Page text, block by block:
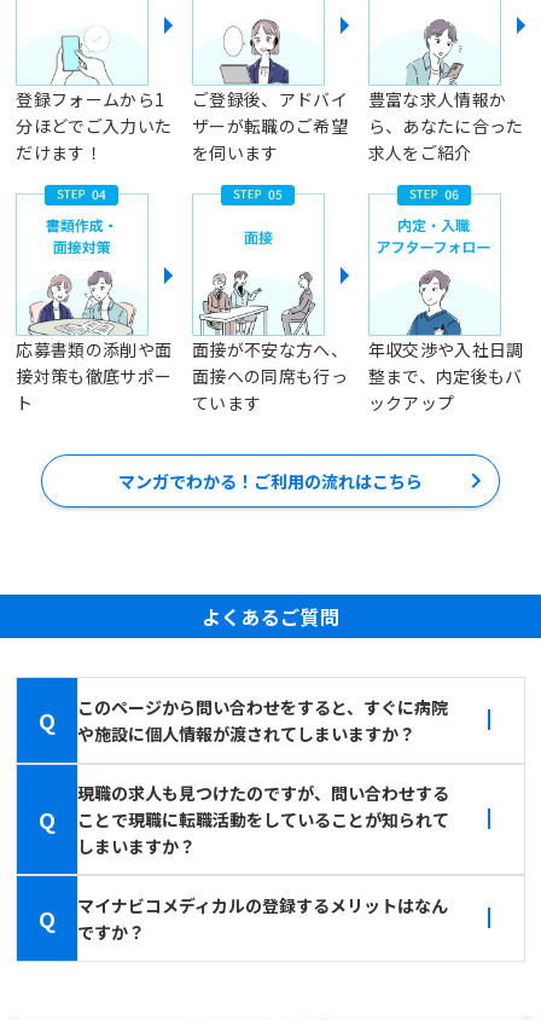
登録フォームから1
分ほどでご入力いた
だけます！
ご登録後、アドバイ
ザーが転職のご希望
を伺います
豊富な求人情報か
ら、あなたに合った
求人をご紹介
応募書類の添削や面
接対策も徹底サポー
ト
面接が不安な方へ、
面接への同席も行っ
ています
年収交渉や入社日調
整まで、内定後もバ
ックアップ
マンガでわかる！ご利用の流れはこちら
よくあるご質問
Q
このページから問い合わせをすると、すぐに病院
や施設に個人情報が渡されてしまいますか？
Q
現職の求人も見つけたのですが、問い合わせする
ことで現職に転職活動をしていることが知られて
しまいますか？
Q
マイナビコメディカルの登録するメリットはなん
ですか？